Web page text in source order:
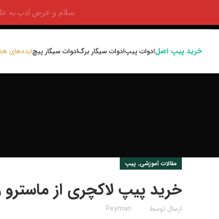
سلام و عرض ادب به علت
خرید پیپ اصلادوات پیپادوات سیگار برگادوات سیگار پیچایده‌های
مقالات آموزشی, پیپ
خرید پیپ لاکچری از
ارسال توسط Peyman